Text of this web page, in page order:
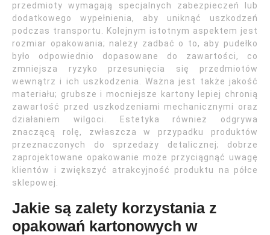
przedmioty wymagają specjalnych zabezpieczeń lub
dodatkowego wypełnienia, aby uniknąć uszkodzeń
podczas transportu. Kolejnym istotnym aspektem jest
rozmiar opakowania; należy zadbać o to, aby pudełko
było odpowiednio dopasowane do zawartości, co
zmniejsza ryzyko przesunięcia się przedmiotów
wewnątrz i ich uszkodzenia. Ważna jest także jakość
materiału; grubsze i mocniejsze kartony lepiej chronią
zawartość przed uszkodzeniami mechanicznymi oraz
działaniem wilgoci. Estetyka również odgrywa
znaczącą rolę, zwłaszcza w przypadku produktów
przeznaczonych do sprzedaży detalicznej; dobrze
zaprojektowane opakowanie może przyciągnąć uwagę
klientów i zwiększyć atrakcyjność produktu na półce
sklepowej.
Jakie są zalety korzystania z
opakowań kartonowych w